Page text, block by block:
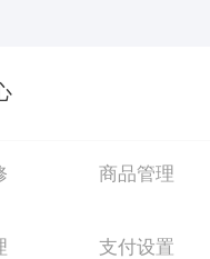
商品管理
支付设置